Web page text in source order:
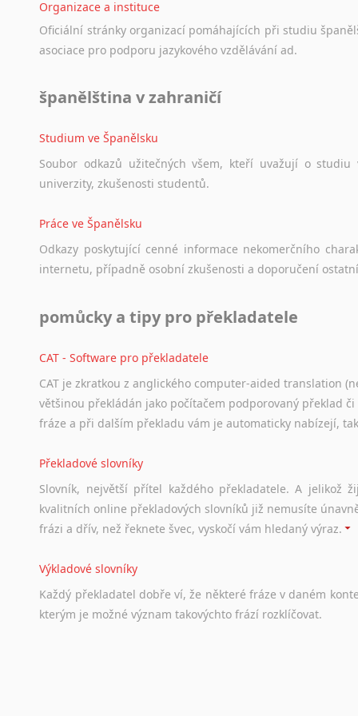
Organizace a instituce
Oficiální stránky organizací pomáhajících při studiu
asociace pro podporu jazykového vzdělávání ad.
španělština v zahraničí
Studium ve Španělsku
Soubor odkazů užitečných všem, kteří uvažují o studiu
univerzity, zkušenosti studentů.
Práce ve Španělsku
Odkazy poskytující cenné informace nekomerčního
internetu, případně osobní zkušenosti a doporučení
pomůcky a tipy pro překladatele
CAT - Software pro překladatele
CAT je zkratkou z anglického computer-aided translation
většinou překládán jako počítačem podporovaný překlad
fráze a při dalším překladu vám je automaticky nabízejí,
Překladové slovníky
Slovník, největší přítel každého překladatele. A jelikož
kvalitních online překladových slovníků již nemusíte
frázi a dřív, než řeknete švec, vyskočí vám hledaný výraz.
Výkladové slovníky
Každý překladatel dobře ví, že některé fráze v daném
kterým je možné význam takovýchto frází rozklíčovat.